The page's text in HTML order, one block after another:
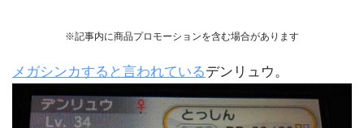
※記事内に商品プロモーションを含む場合があります
メガシンカすると言われているデンリュウ。